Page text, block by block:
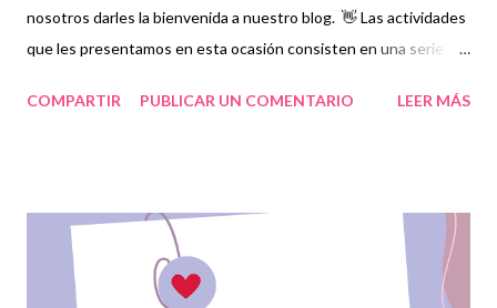
nosotros darles la bienvenida a nuestro blog. 👋 Las actividades
que les presentamos en esta ocasión consisten en una serie de
niños podrán trabajar para mejorar sus aprendizajes en las
por sus docentes para mejorar el nivel educativo de cada
estudiante. Es muy importante mantener a nuestros alumnos en
el mismo nivel, por lo cual debemos estar atentos a que la
COMPARTIR PUBLICAR UN COMENTARIO LEER MÁS